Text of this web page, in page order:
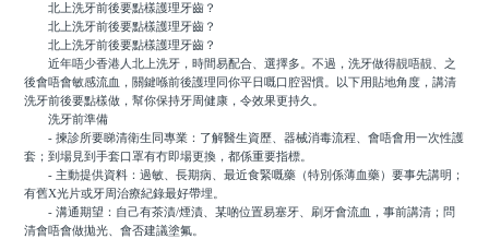
北上洗牙前後要點樣護理牙齒？
北上洗牙前後要點樣護理牙齒？
北上洗牙前後要點樣護理牙齒？
近年唔少香港人北上洗牙，時間易配合、選擇多。不過，洗牙做得靚唔靚、之
後會唔會敏感流血，關鍵喺前後護理同你平日嘅口腔習慣。以下用貼地角度，講清
洗牙前後要點樣做，幫你保持牙周健康，令效果更持久。
洗牙前準備
- 揀診所要睇清衛生同專業：了解醫生資歷、器械消毒流程、會唔會用一次性護
套；到場見到手套口罩有冇即場更換，都係重要指標。
- 主動提供資料：過敏、長期病、最近食緊嘅藥（特別係薄血藥）要事先講明；
有舊X光片或牙周治療紀錄最好帶埋。
- 溝通期望：自己有茶漬/煙漬、某啲位置易塞牙、刷牙會流血，事前講清；問
清會唔會做拋光、會否建議塗氟。